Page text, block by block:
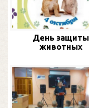
День защиты
животных